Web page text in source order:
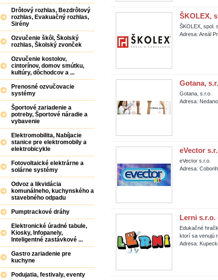
Drôtový rozhlas, Bezdrôtový
rozhlas, Evakuačný rozhlas,
Sirény
Ozvučenie škôl, Školský
rozhlas, Školský zvonček
Ozvučenie kostolov,
cintorínov, domov smútku,
kultúry, dôchodcov a ...
Prenosné ozvučovacie
systémy
Športové zariadenie a
potreby, Športové náradie a
vybavenie
Elektromobilita, Nabíjacie
stanice pre elektromobily a
elektrobicykle
Fotovoltaické elektrárne a
solárne systémy
Odvoz a likvidácia
komunálneho, kuchynského a
stavebného odpadu
Pumptrackové dráhy
Elektronické úradné tabule,
Kiosky, Infopanely,
Inteligentné zastávkové ...
Gastro zariadenie pre
kuchyne
Podujatia, festivaly, eventy
ŠKOLEX,
ŠKOLEX, spol.
Adresa: Areál
Gotana,
Gotana, s.r.o.
Adresa:
eVector
eVector s.r.o.
Adresa:
Lerni s.r.o.
Edukačné
ktorí sa venujú
Adresa: